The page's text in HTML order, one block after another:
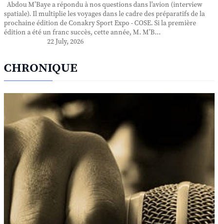
Abdou M’Baye a répondu à nos questions dans l’avion (interview
spatiale). Il multiplie les voyages dans le cadre des préparatifs de la
prochaine édition de Conakry Sport Expo - COSE. Si la première
édition a été un franc succès, cette année, M. M’B...
22 July, 2026
CHRONIQUE